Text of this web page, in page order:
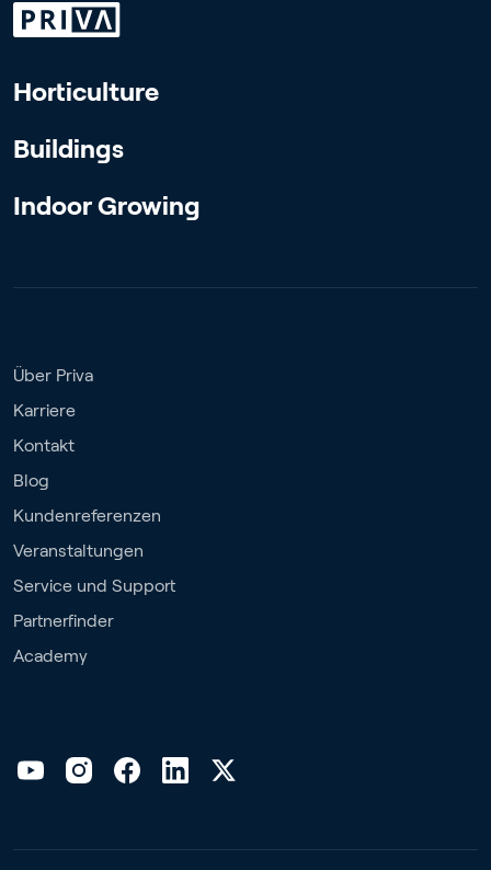
Horticulture
Buildings
Indoor Growing
Über Priva
Karriere
Kontakt
Blog
Kundenreferenzen
Veranstaltungen
Service und Support
Partnerfinder
Academy